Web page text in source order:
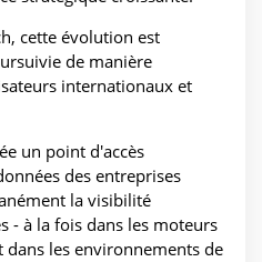
cette évolution est
de manière
internationaux et
un point d'accès
des entreprises
la visibilité
- à la fois dans les moteurs
dans les environnements de